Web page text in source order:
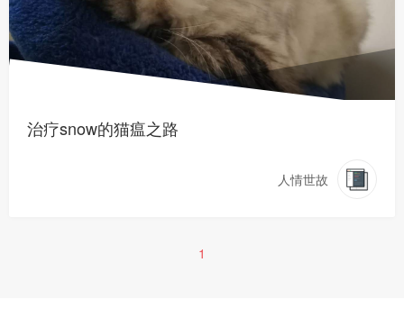
治疗snow的猫瘟之路
人情世故
1